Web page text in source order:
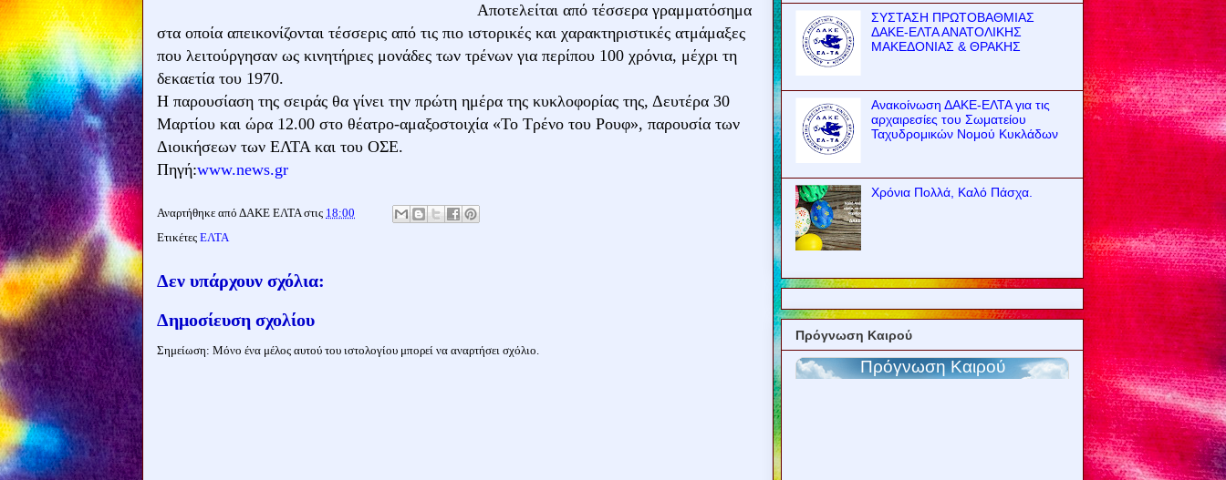
Αποτελείται από τέσσερα γραμματόσημα
στα οποία απεικονίζονται τέσσερις από τις πιο ιστορικές και χαρακτηριστικές ατμάμαξες
που λειτούργησαν ως κινητήριες μονάδες των τρένων για περίπου 100 χρόνια, μέχρι τη
δεκαετία του 1970.
Η παρουσίαση της σειράς θα γίνει την πρώτη ημέρα της κυκλοφορίας της, Δευτέρα 30
Μαρτίου και ώρα 12.00 στο θέατρο-αμαξοστοιχία «Το Τρένο του Ρουφ», παρουσία των
Διοικήσεων των ΕΛΤΑ και του ΟΣΕ.
Πηγή:www.news.gr
Αναρτήθηκε από ΔΑΚΕ ΕΛΤΑ στις 18:00
Ετικέτες ΕΛΤΑ
Δεν υπάρχουν σχόλια:
Δημοσίευση σχολίου
Σημείωση: Μόνο ένα μέλος αυτού του ιστολογίου μπορεί να αναρτήσει σχόλιο.
ΣΥΣΤΑΣΗ ΠΡΩΤΟΒΑΘΜΙΑΣ
ΔΑΚΕ-ΕΛΤΑ ΑΝΑΤΟΛΙΚΗΣ
ΜΑΚΕΔΟΝΙΑΣ & ΘΡΑΚΗΣ
Ανακοίνωση ΔΑΚΕ-ΕΛΤΑ για τις
αρχαιρεσίες του Σωματείου
Ταχυδρομικών Νομού Κυκλάδων
Χρόνια Πολλά, Καλό Πάσχα.
Πρόγνωση Καιρού